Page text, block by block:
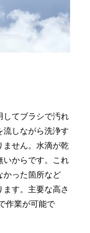
してブラシで汚れ
流しながら洗浄す
ません。水滴が乾
いからです。これ
かった箇所など
す。主要な高さ
作業が可能で